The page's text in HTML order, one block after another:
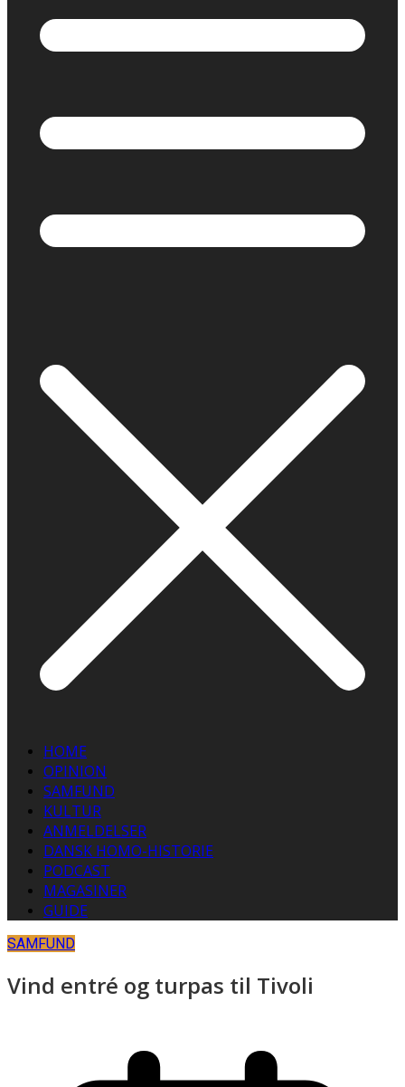
HOME
OPINION
SAMFUND
KULTUR
ANMELDELSER
DANSK HOMO-HISTORIE
PODCAST
MAGASINER
GUIDE
SAMFUND
Vind entré og turpas til Tivoli